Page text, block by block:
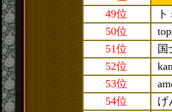
49位
50位
51位
国
52位
53位
54位
げ